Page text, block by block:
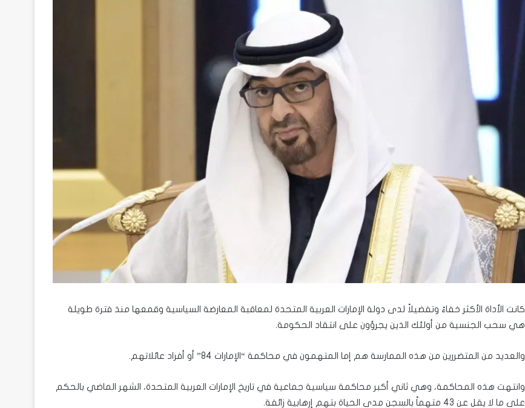
كانت الأداة الأكثر خفاءً وتفضيلاً لدى دولة الإمارات العربية المتحدة لمعاقبة المعارضة السياسية وقمعها منذ فترة طويلة
هي سحب الجنسية من أولئك الذين يجرؤون على انتقاد الحكومة.
والعديد من المتضررين من هذه الممارسة هم إما المتهمون في محاكمة “الإمارات 84” أو أفراد عائلاتهم.
وانتهت هذه المحاكمة، وهي ثاني أكبر محاكمة سياسية جماعية في تاريخ الإمارات العربية المتحدة، الشهر الماضي بالحكم
على ما لا يقل عن 43 متهماً بالسجن مدى الحياة بتهم إرهابية زائفة.